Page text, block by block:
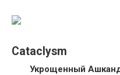
Cataclysm
Укрощенный